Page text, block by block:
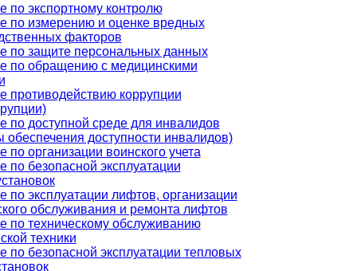
по экспортному контролю
по измерению и оценке вредных
факторов
по защите персональных данных
по обращению с медицинскими
противодействию коррупции
по доступной среде для инвалидов
обеспечения доступности инвалидов)
по организации воинского учета
по безопасной эксплуатации
по эксплуатации лифтов, организации
обслуживания и ремонта лифтов
по техническому обслуживанию
техники
по безопасной эксплуатации тепловых